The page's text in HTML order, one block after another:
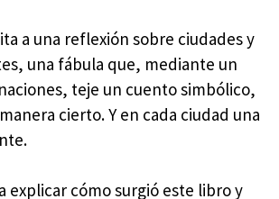
a una reflexión sobre ciudades y
una fábula que, mediante un
teje un cuento simbólico,
cierto. Y en cada ciudad una
explicar cómo surgió este libro y